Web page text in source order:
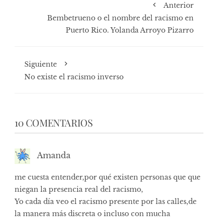
Anterior
Bembetrueno o el nombre del racismo en
Puerto Rico. Yolanda Arroyo Pizarro
Siguiente
No existe el racismo inverso
10 COMENTARIOS
Amanda
me cuesta entender,por qué existen personas que que
niegan la presencia real del racismo,
Yo cada día veo el racismo presente por las calles,de
la manera más discreta o incluso con mucha